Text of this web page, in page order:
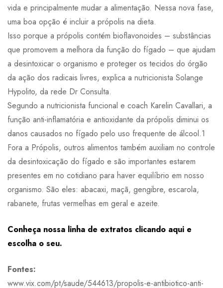
vida e principalmente mudar a alimentação. Nessa nova fase,
uma boa opção é incluir a própolis na dieta.
Isso porque a própolis contém bioflavonoides – substâncias
que promovem a melhora da função do fígado – que ajudam
a desintoxicar o organismo e proteger os tecidos do órgão
da ação dos radicais livres, explica a nutricionista Solange
Hypolito, da rede Dr Consulta.
Segundo a nutricionista funcional e coach Karelin Cavallari, a
função anti-inflamatória e antioxidante da própolis diminui os
danos causados no fígado pelo uso frequente de álcool.1
Fora a Própolis, outros alimentos também auxiliam no controle
da desintoxicação do fígado e são importantes estarem
presentes em no cotidiano para haver equilíbrio em nosso
organismo. São eles: abacaxi, maçã, gengibre, escarola,
rabanete, frutas vermelhas em geral e azeite.
Conheça nossa linha de extratos clicando aqui e
escolha o seu.
Fontes:
www.vix.com/pt/saude/544613/propolis-e-antibiotico-anti-